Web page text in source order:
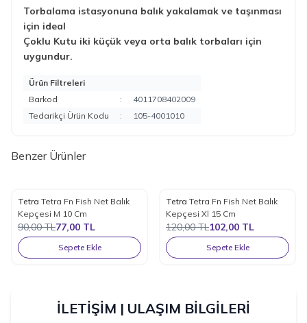
Torbalama istasyonuna balık yakalamak ve taşınması
için ideal
Çoklu Kutu iki küçük veya orta balık torbaları için
uygundur.
Ürün Filtreleri
Barkod
:
4011708402009
Tedarikçi Ürün Kodu
: 105-4001010
Benzer Ürünler
%14
Favorilere Ekle
Tetra Tetra Fn Fish Net Balık
Kepçesi M 10 Cm
90,00TL77,00 TL
Sepete Ekle
%15
Favorilere Ekle
Tetra Tetra Fn Fish Net Balık
Kepçesi Xl 15 Cm
120,00TL102,00 TL
Sepete Ekle
İLETİŞİM | ULAŞIM BİLGİLERİ